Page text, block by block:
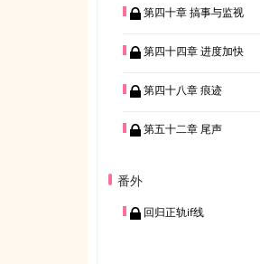
第四十章 搞事与监视
第四十四章 进度加快
第四十八章 痕迹
第五十二章 尾声
番外
回归正轨if线